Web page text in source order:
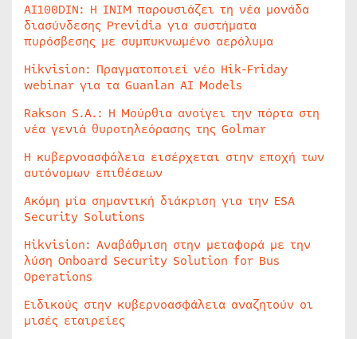
AI100DIN: Η INIM παρουσιάζει τη νέα μονάδα
διασύνδεσης Previdia για συστήματα
πυρόσβεσης με συμπυκνωμένο αερόλυμα
Hikvision: Πραγματοποιεί νέο Hik-Friday
webinar για τα Guanlan AI Models
Rakson S.A.: Η Μούρθια ανοίγει την πόρτα στη
νέα γενιά θυροτηλεόρασης της Golmar
Η κυβερνοασφάλεια εισέρχεται στην εποχή των
αυτόνομων επιθέσεων
Ακόμη μία σημαντική διάκριση για την ESA
Security Solutions
Hikvision: Αναβάθμιση στην μεταφορά με την
λύση Onboard Security Solution for Bus
Operations
Ειδικούς στην κυβερνοασφάλεια αναζητούν οι
μισές εταιρείες